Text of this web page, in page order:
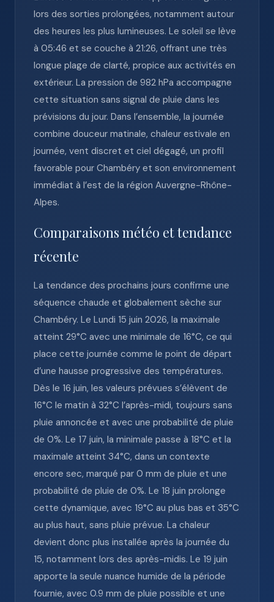
lors des sorties prolongées, notamment autour
des heures les plus lumineuses. Le soleil se lève
à 05:46 et se couche à 21:26, offrant une très
longue plage de clarté, propice aux activités en
extérieur. La pression de 982 hPa accompagne
cette situation sans signal de pluie dans les
prévisions du jour. Dans l’ensemble, la journée
combine douceur matinale, chaleur estivale en
journée, vent discret et ciel dégagé, un profil
favorable pour Chambéry et son environnement
immédiat à l’est de la région Auvergne-Rhône-
Alpes.
Comparaisons météo et tendance
récente
La tendance des prochains jours confirme une
séquence chaude et globalement sèche sur
Chambéry. Le Lundi 15 juin 2026, la maximale
atteint 29°C avec une minimale de 16°C, ce qui
place cette journée comme le point de départ
d’une hausse progressive des températures.
Dès le 16 juin, les valeurs prévues s’élèvent de
16°C le matin à 32°C l’après-midi, toujours sans
pluie annoncée et avec une probabilité de pluie
de 0%. Le 17 juin, la minimale passe à 18°C et la
maximale atteint 34°C, dans un contexte
encore sec, marqué par 0 mm de pluie et une
probabilité de pluie de 0%. Le 18 juin prolonge
cette dynamique, avec 19°C au plus bas et 35°C
au plus haut, sans pluie prévue. La chaleur
devient donc plus installée après la journée du
15, notamment lors des après-midis. Le 19 juin
apporte la seule nuance humide de la période
fournie, avec 0.9 mm de pluie possible et une